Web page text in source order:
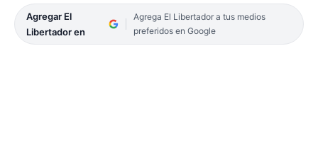
Agregar El
Libertador en
Agrega El Libertador a tus medios
preferidos en Google